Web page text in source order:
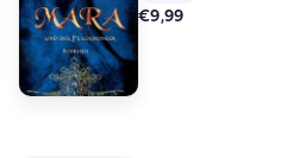
€9,99